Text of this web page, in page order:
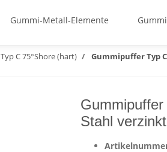
Gummi-Metall-Elemente
Typ C 75°Shore (hart) Gummipuffer Typ
Stahl verzinkt